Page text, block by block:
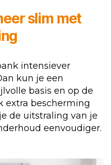
slim met
intensiever
kun je een
basis en op de
extra bescherming
de uitstraling van je
eenvoudiger.